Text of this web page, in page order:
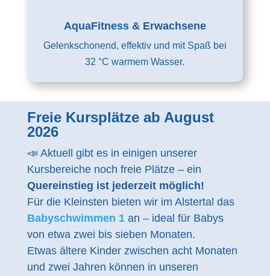
AquaFitness & Erwachsene
Gelenkschonend, effektiv und mit Spaß bei
32 °C warmem Wasser.
Freie Kursplätze ab August
2026
📣 Aktuell gibt es in einigen unserer
Kursbereiche noch freie Plätze – ein
Quereinstieg ist jederzeit möglich!
Für die Kleinsten bieten wir im Alstertal das
Babyschwimmen 1an – ideal für Babys
von etwa zwei bis sieben Monaten.
Etwas ältere Kinder zwischen acht Monaten
und zwei Jahren können in unseren